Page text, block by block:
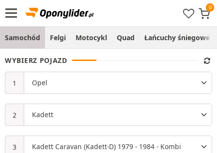
Samochód Felgi Motocykl Quad Łańcuchy śniegowe
WYBIERZ POJAZD